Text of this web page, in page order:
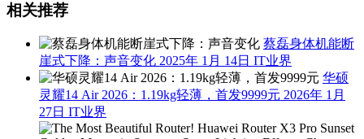
相关推荐
蔡磊身体机能断
崖式下降：声音变化 2025年 1月 14日 IT业界
华硕
灵耀14 Air 2026：1.19kg轻薄，首发9999元 2026年 1月
27日 IT业界